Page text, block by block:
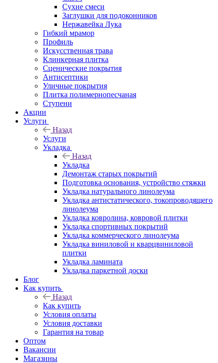
Сухие смеси
Заглушки для подоконников
Нержавейка Лука
Гибкий мрамор
Профиль
Искусственная трава
Клинкерная плитка
Сценические покрытия
Антисептики
Уличные покрытия
Плитка полимернопесчаная
Ступени
Акции
Услуги
Назад
Услуги
Укладка
Назад
Укладка
Демонтаж старых покрытий
Подготовка основания, устройство стяжки
Укладка натурального линолеума
Укладка антистатического, токопроводящего
линолеума
Укладка ковролина, ковровой плитки
Укладка спортивных покрытий
Укладка коммерческого линолеума
Укладка виниловой и кварцвиниловой
плитки
Укладка ламината
Укладка паркетной доски
Блог
Как купить
Назад
Как купить
Условия оплаты
Условия доставки
Гарантия на товар
Оптом
Вакансии
Магазины